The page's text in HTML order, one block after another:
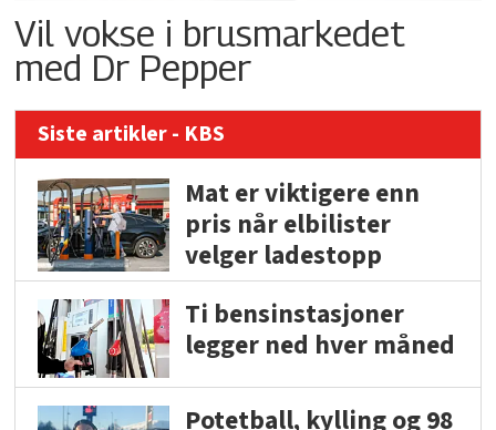
Vil vokse i brusmarkedet
med Dr Pepper
Siste artikler - KBS
Mat er viktigere enn
pris når elbilister
velger ladestopp
Ti bensinstasjoner
legger ned hver måned
Potetball, kylling og 98